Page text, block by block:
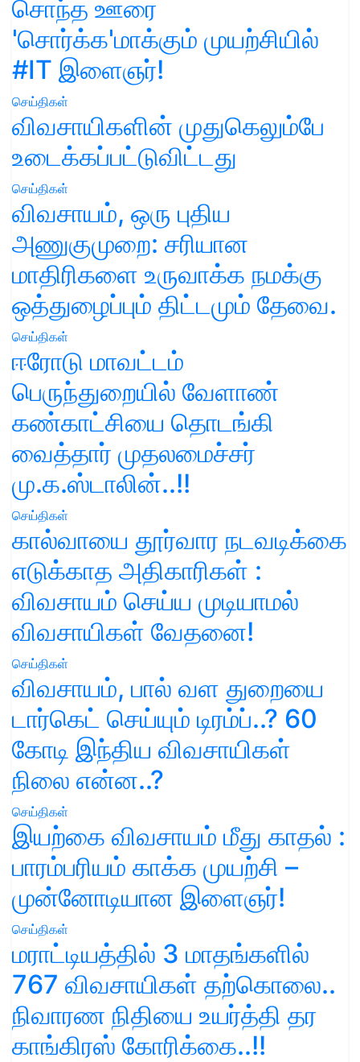
சொந்த ஊரை
'சொர்க்க'மாக்கும் முயற்சியில்
#IT இளைஞர்!
செய்திகள்
விவசாயிகளின் முதுகெலும்பே
உடைக்கப்பட்டுவிட்டது
செய்திகள்
விவசாயம், ஒரு புதிய
அணுகுமுறை: சரியான
மாதிரிகளை உருவாக்க நமக்கு
ஒத்துழைப்பும் திட்டமும் தேவை.
செய்திகள்
ஈரோடு மாவட்டம்
பெருந்துறையில் வேளாண்
கண்காட்சியை தொடங்கி
வைத்தார் முதலமைச்சர்
மு.க.ஸ்டாலின்..!!
செய்திகள்
கால்வாயை தூர்வார நடவடிக்கை
எடுக்காத அதிகாரிகள் :
விவசாயம் செய்ய முடியாமல்
விவசாயிகள் வேதனை!
செய்திகள்
விவசாயம், பால் வள துறையை
டார்கெட் செய்யும் டிரம்ப்..? 60
கோடி இந்திய விவசாயிகள்
நிலை என்ன..?
செய்திகள்
இயற்கை விவசாயம் மீது காதல் :
பாரம்பரியம் காக்க முயற்சி –
முன்னோடியான இளைஞர்!
செய்திகள்
மராட்டியத்தில் 3 மாதங்களில்
767 விவசாயிகள் தற்கொலை..
நிவாரண நிதியை உயர்த்தி தர
காங்கிரஸ் கோரிக்கை..!!